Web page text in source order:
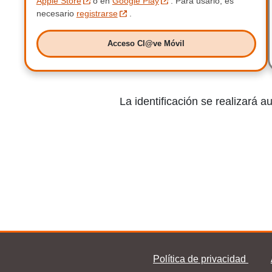
necesario registrarse .
Acceso Cl@ve MóvilAcceso Clave Móvil
La identificación se realizará
Política de privacidad